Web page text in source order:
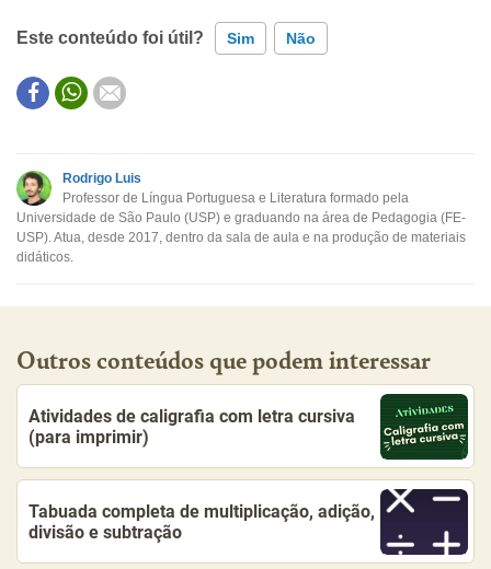
Este conteúdo foi útil? Sim Não
Este conteúdo não tem a informação que procuro
Outro
Rodrigo Luis
Professor de Língua Portuguesa e Literatura formado pela
Universidade de São Paulo (USP) e graduando na área de Pedagogia (FE-
USP). Atua, desde 2017, dentro da sala de aula e na produção de materiais
didáticos.
Outros conteúdos que podem interessar
Atividades de caligrafia com letra cursiva
(para imprimir)
Tabuada completa de multiplicação, adição,
divisão e subtração